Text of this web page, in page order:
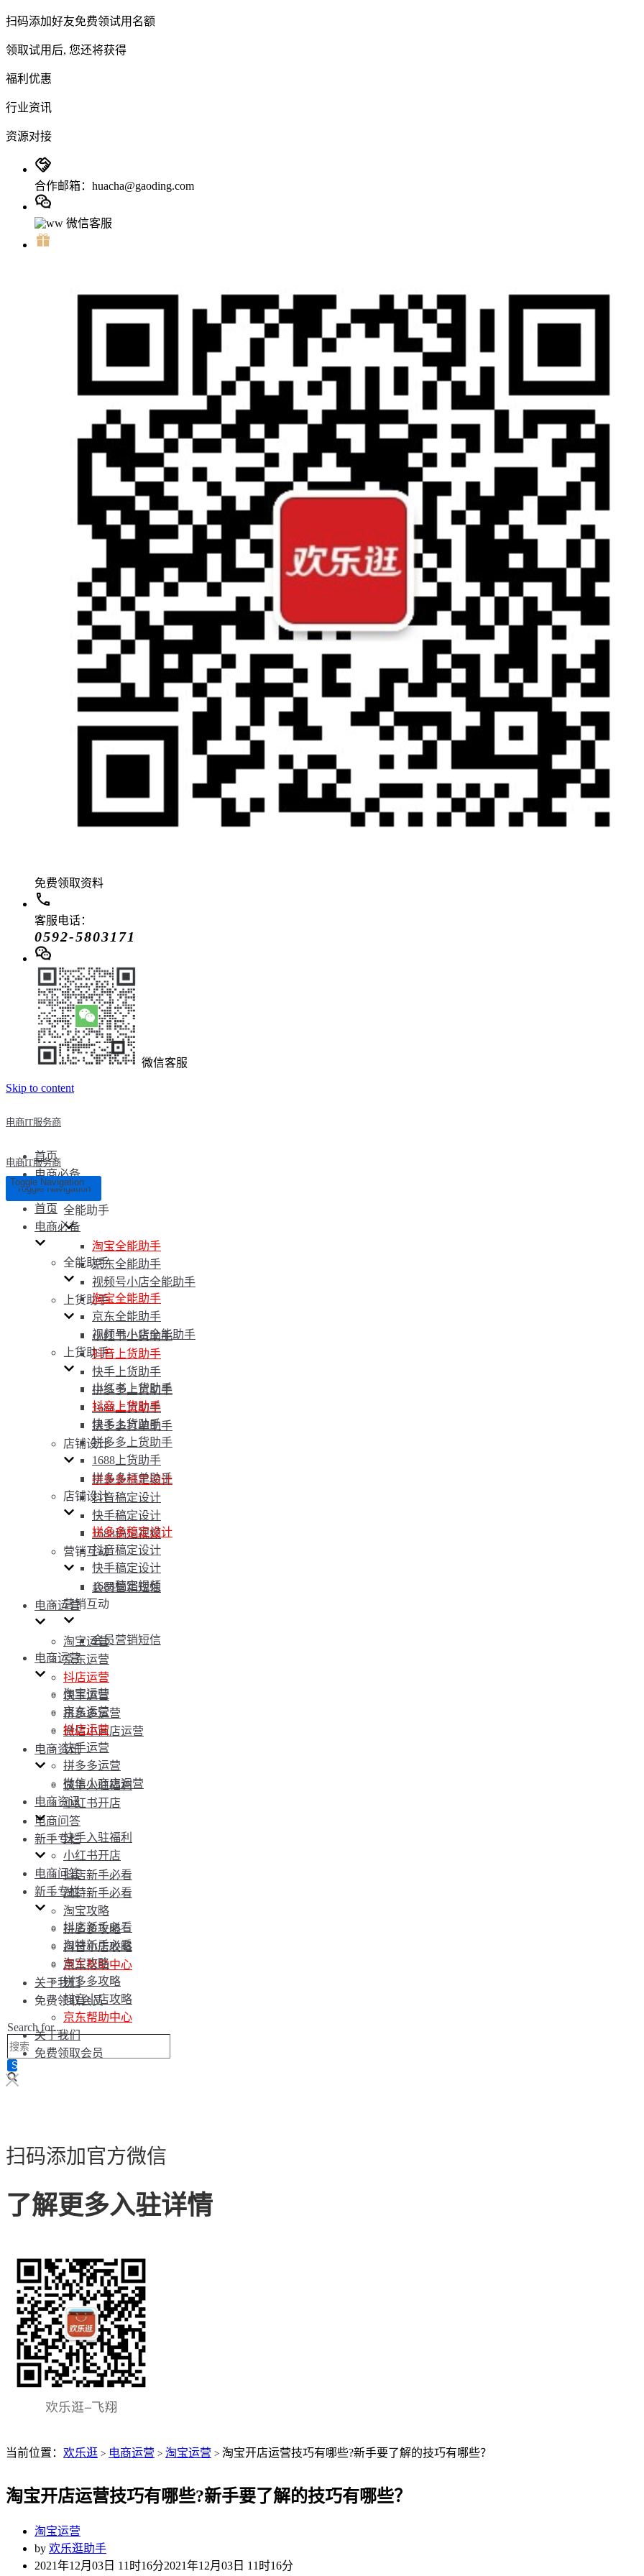
扫码添加好友免费领试用名额
领取试用后, 您还将获得
福利优惠
行业资讯
资源对接
合作邮箱：huacha@gaoding.com
微信客服
免费领取资料
客服电话：
0592-5803171
微信客服
Skip to content
电商IT服务商
首页
电商必备
全能助手
淘宝全能助手
京东全能助手
视频号小店全能助手
上货助手
小红书上货助手
抖音上货助手
快手上货助手
拼多多上货助手
1688上货助手
拼多多打单助手
店铺设计
拼多多稿定设计
抖音稿定设计
快手稿定设计
1688稿定视频
营销互动
会员营销短信
电商运营
淘宝运营
京东运营
抖店运营
快手运营
拼多多运营
微信小商店运营
电商资讯
快手入驻福利
小红书开店
电商问答
新手专栏
抖店新手必看
淘特新手必看
淘宝攻略
拼多多攻略
抖音小店攻略
京东帮助中心
关于我们
免费领取会员
Search for...
电商IT服务商
Toggle Navigation
Toggle Navigation
首页
电商必备
全能助手
淘宝全能助手
京东全能助手
视频号小店全能助手
上货助手
小红书上货助手
抖音上货助手
快手上货助手
拼多多上货助手
1688上货助手
拼多多打单助手
店铺设计
拼多多稿定设计
抖音稿定设计
快手稿定设计
1688稿定视频
营销互动
会员营销短信
电商运营
淘宝运营
京东运营
抖店运营
快手运营
拼多多运营
微信小商店运营
电商资讯
快手入驻福利
小红书开店
电商问答
新手专栏
抖店新手必看
淘特新手必看
淘宝攻略
拼多多攻略
抖音小店攻略
京东帮助中心
关于我们
免费领取会员
扫码添加官方微信
了解更多入驻详情
当前位置： 欢乐逛 > 电商运营 > 淘宝运营 > 淘宝开店运营技巧有哪些?新手要了解的技巧有哪些？
淘宝开店运营技巧有哪些?新手要了解的技巧有哪些？
淘宝运营
by 欢乐逛助手
2021年12月03日 11时16分2021年12月03日 11时16分